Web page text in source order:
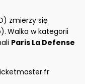
zmierzy się
Walka w kategorii
Paris La Defense